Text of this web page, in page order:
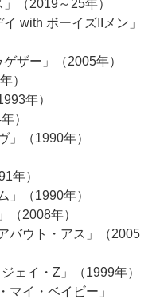
（2019～25年）
with ボーイズIIメン」
ザー」（2005年）
）
年）
）
」（1990年）
年）
」（1990年）
（2008年）
バウト・アス」（2005
ェイ・Z」（1999年）
マイ・ベイビー」